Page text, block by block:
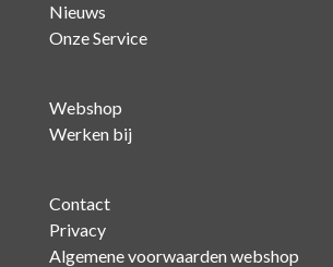
Nieuws
Onze Service
Webshop
Werken bij
Contact
Privacy
Algemene voorwaarden webshop